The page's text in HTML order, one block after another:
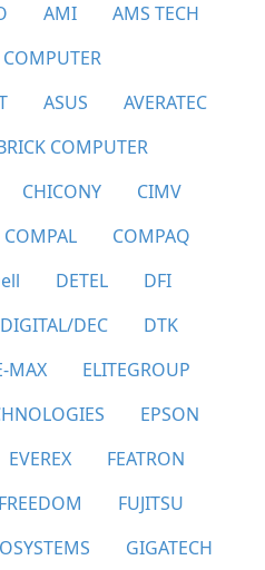
AMI
AMS TECH
ASUS
AVERATEC
COMPUTER
CHICONY
CIMV
COMPAL
COMPAQ
DETEL
DFI
DIGITAL/DEC
DTK
MAX
ELITEGROUP
EPSON
EVEREX
FEATRON
FREEDOM
FUJITSU
GIGATECH